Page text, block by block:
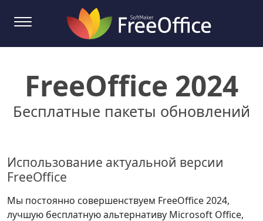
FreeOffice 2024
Бесплатные пакеты обновлений
Использование актуальной версии
FreeOffice
Мы постоянно совершенствуем FreeOffice 2024,
лучшую бесплатную альтернативу Microsoft Office,